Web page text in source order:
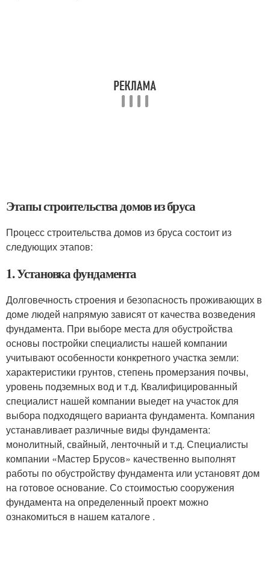
Этапы строительства домов из бруса
Процесс строительства домов из бруса состоит из
следующих этапов:
1. Установка фундамента
Долговечность строения и безопасность проживающих в
доме людей напрямую зависят от качества возведения
фундамента. При выборе места для обустройства
основы постройки специалисты нашей компании
учитывают особенности конкретного участка земли:
характеристики грунтов, степень промерзания почвы,
уровень подземных вод и т.д. Квалифицированный
специалист нашей компании выедет на участок для
выбора подходящего варианта фундамента. Компания
устанавливает различные виды фундамента:
монолитный, свайный, ленточный и т.д. Специалисты
компании «Мастер Брусов» качественно выполнят
работы по обустройству фундамента или установят дом
на готовое основание. Со стоимостью сооружения
фундамента на определенный проект можно
ознакомиться в нашем каталоге .